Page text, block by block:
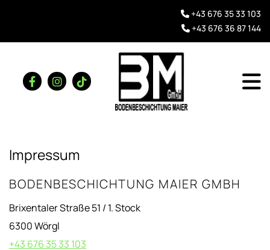
 +43 676 35 33 103
 +43 676 36 87 144
Impressum
BODENBESCHICHTUNG MAIER GMBH
Brixentaler Straße 51 / 1. Stock
6300 Wörgl
+43 676 35 33 103